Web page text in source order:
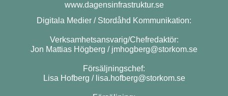
www.dagensinfrastruktur.se
Digitala Medier / Stordåhd Kommunikation:
Verksamhetsansvarig/Chefredaktör:
Jon Mattias Högberg / jmhogberg@storkom.se
Försäljningschef:
Lisa Hofberg / lisa.hofberg@storkom.se